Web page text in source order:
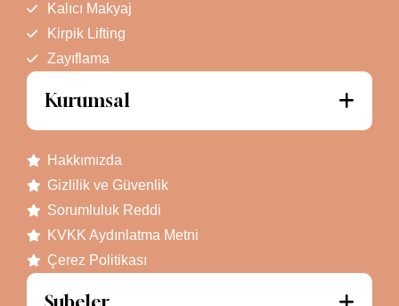
Kalıcı Makyaj
Kirpik Lifting
Zayıflama
Kurumsal
Hakkımızda
Gizlilik ve Güvenlik
Sorumluluk Reddi
KVKK Aydınlatma Metni
Çerez Politikası